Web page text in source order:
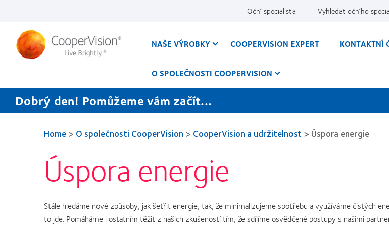
obsahu
Oční specialista Vyhledat očního
NAŠE VÝROBKY COOPERVISION EXPERT KONTAKTNÍ
O SPOLEČNOSTI COOPERVISION
Dobrý den! Pomůžeme vám začít...
Home> O společnosti CooperVision > CooperVision a udržitelnost > Úspora energie
Úspora energie
Stále hledáme nové způsoby, jak šetřit energie, tak, že minimalizujeme spotřebu a využíváme čistých
to jde. Pomáháme i ostatním těžit z našich zkušeností tím, že sdílíme osvědčené postupy s našimi